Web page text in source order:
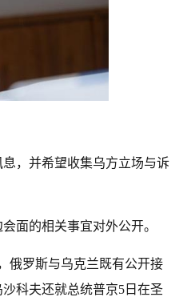
，并希望收集乌方立场与诉
面的相关事宜对外公开。
俄罗斯与乌克兰既有公开接
科夫还就总统普京5日在圣